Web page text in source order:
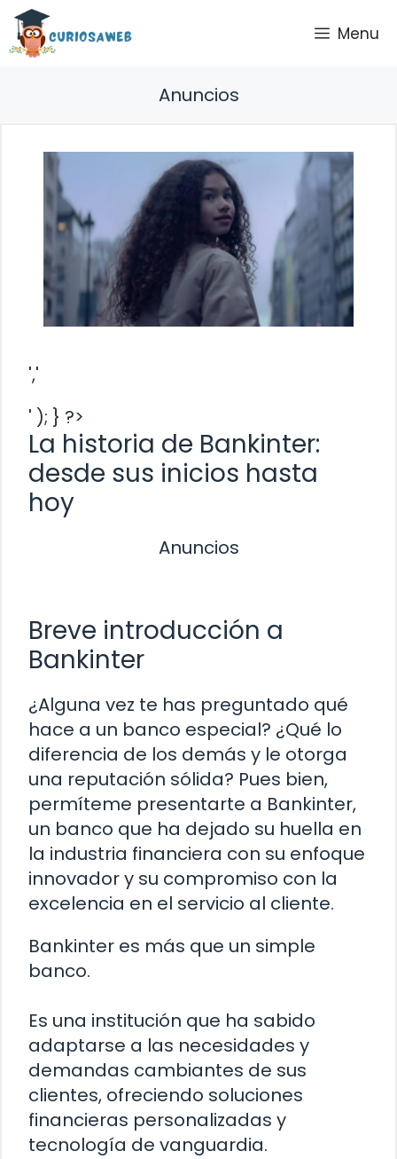
Saltar
contenido
Menu
Anuncios
','
' ); } ?>
La historia de Bankinter:
desde sus inicios hasta
hoy
Anuncios
Breve introducción a
Bankinter
¿Alguna vez te has preguntado qué
hace a un banco especial? ¿Qué lo
diferencia de los demás y le otorga
una reputación sólida? Pues bien,
permíteme presentarte a Bankinter,
un banco que ha dejado su huella en
la industria financiera con su enfoque
innovador y su compromiso con la
excelencia en el servicio al cliente.
Bankinter es más que un simple
banco.
Es una institución que ha sabido
adaptarse a las necesidades y
demandas cambiantes de sus
clientes, ofreciendo soluciones
financieras personalizadas y
tecnología de vanguardia.